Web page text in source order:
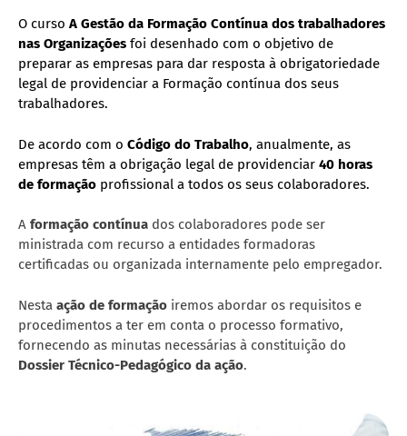
O curso A Gestão da Formação Contínua dos trabalhadores
nas Organizações foi desenhado com o objetivo de
preparar as empresas para dar resposta à obrigatoriedade
legal de providenciar a Formação contínua dos seus
trabalhadores.
De acordo com o Código do Trabalho, anualmente, as
empresas têm a obrigação legal de providenciar 40 horas
de formação profissional a todos os seus colaboradores.
A formação contínua dos colaboradores pode ser
ministrada com recurso a entidades formadoras
certificadas ou organizada internamente pelo empregador.
Nesta ação de formação iremos abordar os requisitos e
procedimentos a ter em conta o processo formativo,
fornecendo as minutas necessárias à constituição do
Dossier Técnico-Pedagógico da ação.